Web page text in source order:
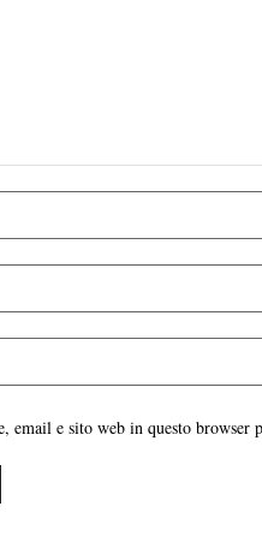
email e sito web in questo browser